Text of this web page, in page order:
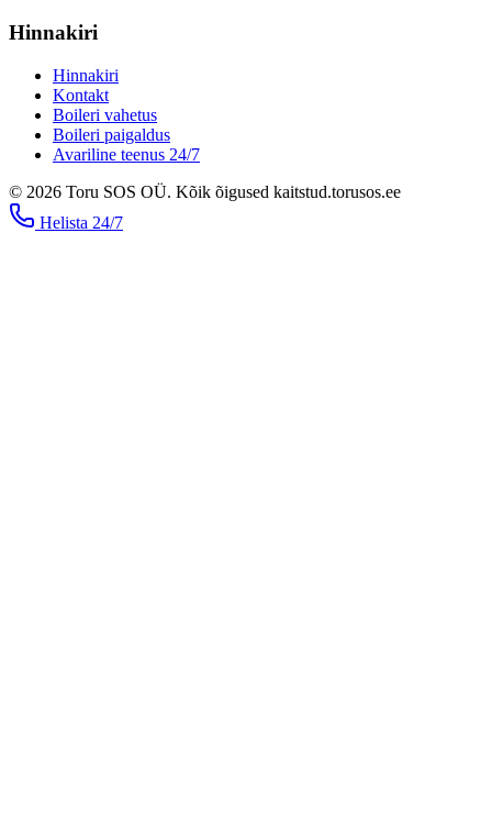
Hinnakiri
Hinnakiri
Kontakt
Boileri vahetus
Boileri paigaldus
Avariline teenus 24/7
© 2026 Toru SOS OÜ. Kõik õigused kaitstud.torusos.ee
Helista 24/7